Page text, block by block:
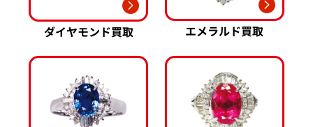
Pt950 買取
Pt850 買取
Pt&Pm 買取
銀･シルバー 買取
パラジウム 買取
ゾーネ 買取
パネライ 買取
ブルガリ 買取
フランク ミュラー 買取
IWC 買取
買取可能な商品をもっと見る
ダイヤモンド買取 エメラルド買取